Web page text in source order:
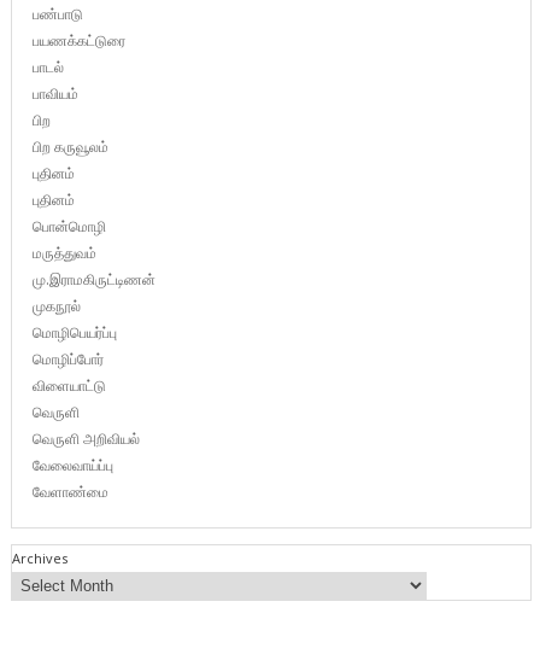
பண்பாடு
பயணக்கட்டுரை
பாடல்
பாவியம்
பிற
பிற கருவூலம்
புதினம்
புதினம்
பொன்மொழி
மருத்துவம்
மு.இராமகிருட்டிணன்
முகநூல்
மொழிபெயர்ப்பு
மொழிப்போர்
விளையாட்டு
வெருளி
வெருளி அறிவியல்
வேலைவாய்ப்பு
வேளாண்மை
Archives